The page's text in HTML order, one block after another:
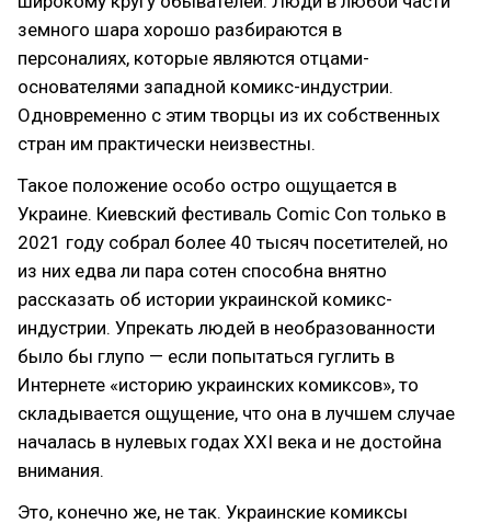
земного шара хорошо разбираются в
персоналиях, которые являются отцами-
основателями западной комикс-индустрии.
Одновременно с этим творцы из их собственных
стран им практически неизвестны.
Такое положение особо остро ощущается в
Украине. Киевский фестиваль Comic Con только в
2021 году собрал более 40 тысяч посетителей, но
из них едва ли пара сотен способна внятно
рассказать об истории украинской комикс-
индустрии. Упрекать людей в необразованности
было бы глупо — если попытаться гуглить в
Интернете «историю украинских комиксов»‎, то
складывается ощущение, что она в лучшем случае
началась в нулевых годах ХХI века и не достойна
внимания.
Это, конечно же, не так. Украинские комиксы